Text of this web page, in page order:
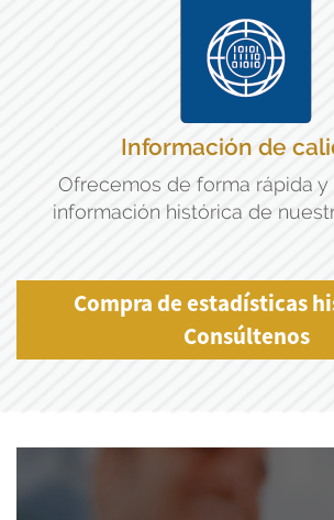
Información de
Ofrecemos de forma rápida
información histórica de
Compra de estadísticas
Consúltenos